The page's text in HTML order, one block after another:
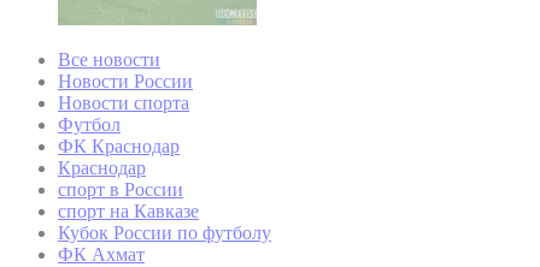
Все новости
Новости России
Новости спорта
Футбол
ФК Краснодар
Краснодар
спорт в России
спорт на Кавказе
Кубок России по футболу
ФК Ахмат